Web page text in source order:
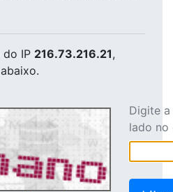
do IP 216.73.216.21,
Digite
lado no